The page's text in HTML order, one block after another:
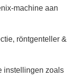
machine aan
röntgenteller &
instellingen zoals